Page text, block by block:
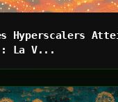
Hyperscalers
: La V...